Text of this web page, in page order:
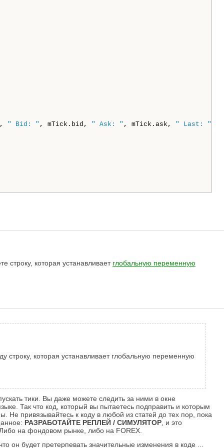
" Bid: " , mTick.bid, " Ask: " , mTick.ask, " Last: "
строку, которая устанавливает глобальную переменную
строку, которая устанавливает глобальную переменную
тики. Вы даже можете следить за ними в окне
Так что код, который вы пытаетесь подправить и которым
Не привязывайтесь к коду в любой из статей до тех пор, пока
РАЗРАБОТАЙТЕ РЕПЛЕЙ / СИМУЛЯТОР, и это
на фондовом рынке, либо на FOREX.
он будет претерпевать значительные изменения в коде ...